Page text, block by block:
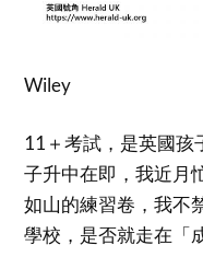
Wiley
11＋考試，是英國孩
子升中在即，我近月
如山的練習卷，我不
學校，是否就走在「